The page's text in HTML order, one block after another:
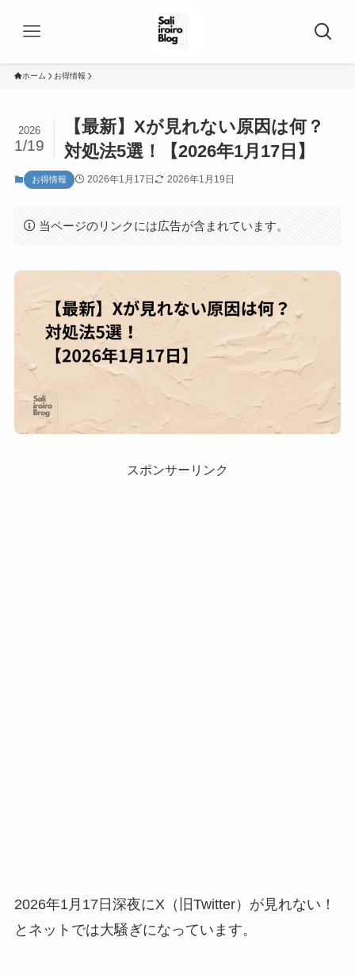
ホーム お得情報
【最新】Xが見れない原因は何？
対処法5選！【2026年1月17日】
2026
1/19
お得情報 2026年1月17日 2026年1月19日
当ページのリンクには広告が含まれています。
スポンサーリンク
2026年1月17日深夜にX（旧Twitter）が見れない！
とネットでは大騒ぎになっています。